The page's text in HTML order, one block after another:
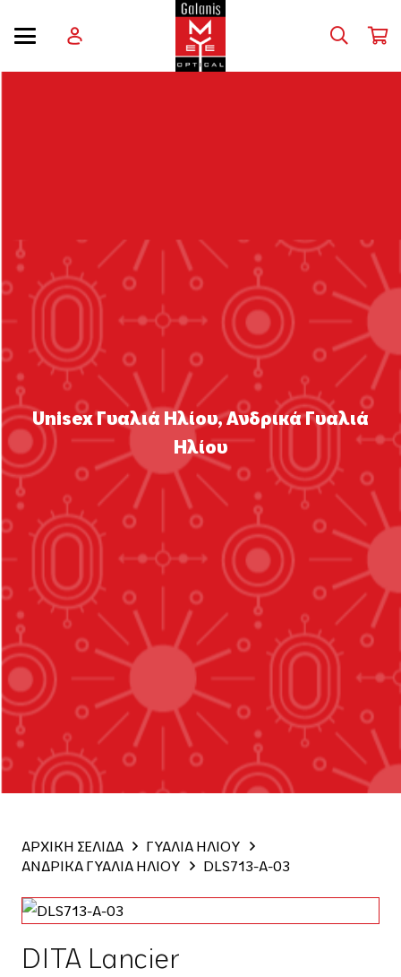
Unisex Γυαλιά Ηλίου,Ανδρικά Γυαλιά
Ηλίου
ΑΡΧΙΚΗ ΣΕΛΙΔΑ
ΓΥΑΛΙΑ ΗΛΙΟΥ
ΑΝΔΡΙΚΑ ΓΥΑΛΙΑ ΗΛΙΟΥ
DLS713-A-03
DITA Lancier